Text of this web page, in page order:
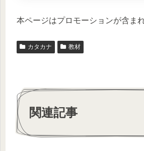
本ページはプロモーションが含ま
カタカナ 教材
関連記事